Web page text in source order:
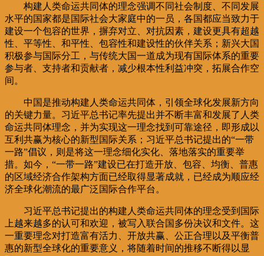
构建人类命运共同体的理念强调不同社会制度、不同发展
水平的国家都是国际社会大家庭中的一员，各国都应当致力于
建设一个包容的世界，摒弃对立、对抗因素，建设更具有超越
性、平等性、和平性、包容性和建设性的伙伴关系；新兴大国
积极参与国际分工，与传统大国一道成为现有国际体系的重要
参与者、支持者和贡献者，减少根本性利益冲突，拓展合作空
间。
中国是推动构建人类命运共同体，引领全球化发展新方向
的关键力量。习近平总书记率先提出并不断丰富和发展了人类
命运共同体理念，并为实现这一理念找到可靠途径，即形成以
互利共赢为核心的新型国际关系；习近平总书记提出的“一带
一路”倡议，则是将这一理念细化实化、落地落实的重要举
措。如今，“一带一路”建设已在打造开放、包容、均衡、普惠
的区域经济合作架构方面已经取得显著成就，已经成为顺应经
济全球化潮流的最广泛国际合作平台。
习近平总书记提出的构建人类命运共同体的理念受到国际
上越来越多的认可和欢迎，被写入联合国多份决议和文件。这
一重要理念对打造富有活力、开放共赢、公正合理以及平衡普
惠的新型全球化的重要意义，将随着时间的推移不断得以显